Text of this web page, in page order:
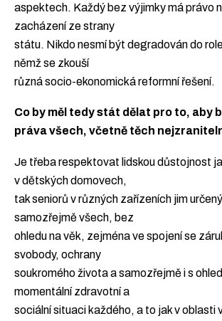
aspektech. Každý bez výjimky má právo
zacházení ze strany
státu. Nikdo nesmí být degradován do
němž se zkouší
různá socio-ekonomická reformní řešení.
Co by měl tedy stát dělat pro to, aby
práva všech, včetně těch
Je třeba respektovat lidskou důstojnost
v dětských domovech,
tak seniorů v různých zařízeních jim
samozřejmě všech, bez
ohledu na věk, zejména ve spojení se
svobody, ochrany
soukromého života a samozřejmě i s
momentální zdravotní a
sociální situaci každého, a to jak v oblasti